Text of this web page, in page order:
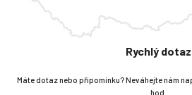
Rychlý dotaz
Máte dotaz nebo připomínku? Neváhejte nám
hod.